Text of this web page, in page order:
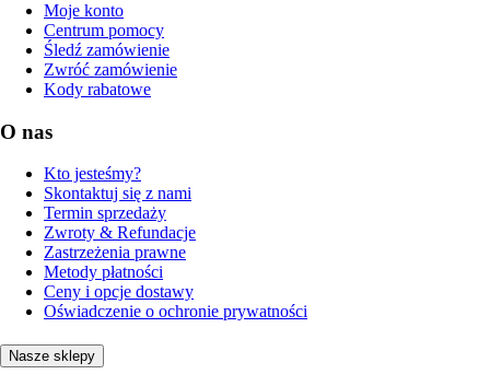
Moje konto
Centrum pomocy
Śledź zamówienie
Zwróć zamówienie
Kody rabatowe
O nas
Kto jesteśmy?
Skontaktuj się z nami
Termin sprzedaży
Zwroty & Refundacje
Zastrzeżenia prawne
Metody płatności
Ceny i opcje dostawy
Oświadczenie o ochronie prywatności
Nasze sklepy